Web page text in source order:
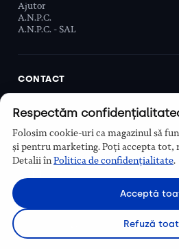
Ajutor
A.N.P.C.
A.N.P.C. - SAL
CONTACT
Sector 6, București, România
Program
Luni–Vineri, 9:00 – 16:00
Respectăm
Folosim cookie-uri ca magazinul să
și pentru marketing. Poți accepta tot,
Detalii înPolitica de confidențialitate.
Acceptă
Refuză